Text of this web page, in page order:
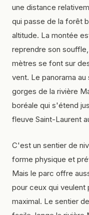
une distance
qui passe de la forêt
altitude. La montée
reprendre son
mètres se font sur
vent. Le panorama
gorges de la rivière
boréale qui s'étend
fleuve Saint-Laurent
C'est un sentier de
forme physique et
Mais le parc offre
pour ceux qui
maximal. Le sentier